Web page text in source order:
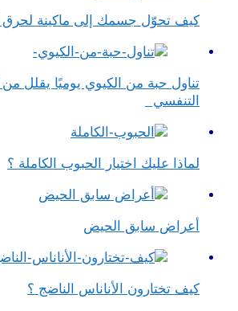
كيف تحوّل جسمك إلى ماكينة لحرق
تناول حبة من الكيوي يوميًا يقلل من
التنفسي
لماذا عليك اختيار الحبوب الكاملة ؟
أعراض سابق الحيض
كيف تختارون الأناناس الناضج ؟